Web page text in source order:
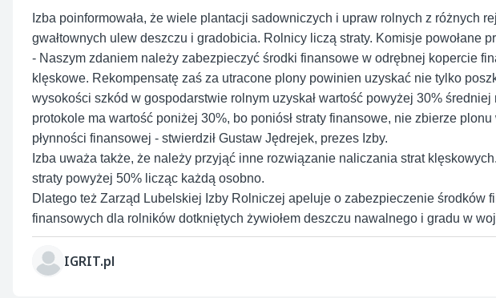
Izba poinformowała, że wiele plantacji sadowniczych i upraw rolnych z różnych
gwałtownych ulew deszczu i gradobicia. Rolnicy liczą straty. Komisje powołane
- Naszym zdaniem należy zabezpieczyć środki finansowe w odrębnej kopercie
klęskowe. Rekompensatę zaś za utracone plony powinien uzyskać nie tylko
wysokości szkód w gospodarstwie rolnym uzyskał wartość powyżej 30%
protokole ma wartość poniżej 30%, bo poniósł straty finansowe, nie zbierze
płynności finansowej - stwierdził Gustaw Jędrejek, prezes Izby.
Izba uważa także, że należy przyjąć inne rozwiązanie naliczania strat
straty powyżej 50% licząc każdą osobno.
Dlatego też Zarząd Lubelskiej Izby Rolniczej apeluje o zabezpieczenie środków
finansowych dla rolników dotkniętych żywiołem deszczu nawalnego i gradu w
IGRIT.pl